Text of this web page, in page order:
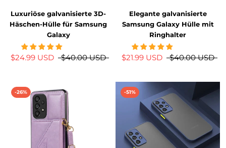
Luxuriöse galvanisierte 3D-
Häschen-Hülle für Samsung
Galaxy
$24.99 USD $40.00 USD
Elegante galvanisierte
Samsung Galaxy Hülle mit
Ringhalter
$21.99 USD $40.00 USD
-26% -51%